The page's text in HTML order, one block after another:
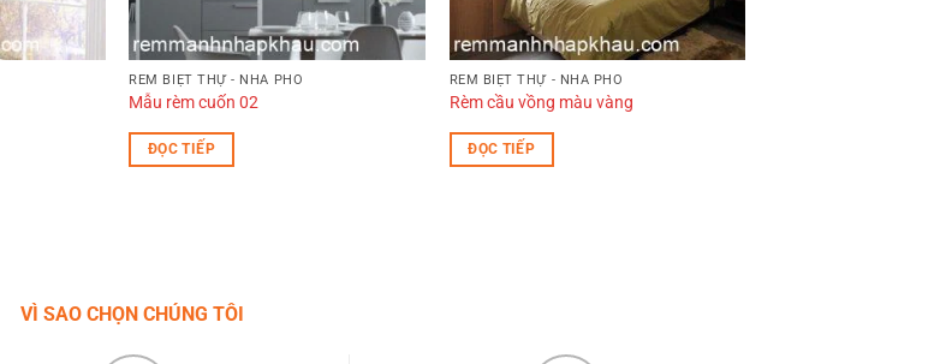
RÈM BIỆT THỰ - NHÀ PHỐ
Mẫu rèm cuốn 02
ĐỌC TIẾP
RÈM BIỆT THỰ - NHÀ PHỐ
Rèm cầu vồng màu vàng
ĐỌC TIẾP
VÌ SAO CHỌN CHÚNG TÔI